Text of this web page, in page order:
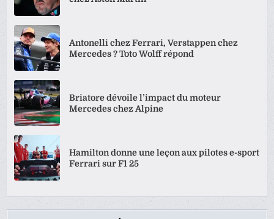
Antonelli chez Ferrari, Verstappen chez
Mercedes ? Toto Wolff répond
Briatore dévoile l’impact du moteur
Mercedes chez Alpine
Hamilton donne une leçon aux pilotes e-sport
Ferrari sur F1 25